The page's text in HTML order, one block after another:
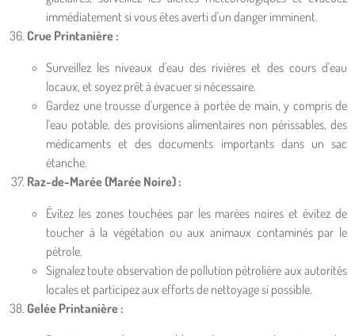
immédiatement si vous êtes averti d'un danger imminent.
Crue Printanière :
Surveillez les niveaux d'eau des rivières et des cours d'eau
locaux, et soyez prêt à évacuer si nécessaire.
Gardez une trousse d'urgence à portée de main, y compris de
l'eau potable, des provisions alimentaires non périssables, des
médicaments et des documents importants dans un sac
étanche.
Raz-de-Marée (Marée Noire) :
Évitez les zones touchées par les marées noires et évitez de
toucher à la végétation ou aux animaux contaminés par le
pétrole.
Signalez toute observation de pollution pétrolière aux autorités
locales et participez aux efforts de nettoyage si possible.
Gelée Printanière :